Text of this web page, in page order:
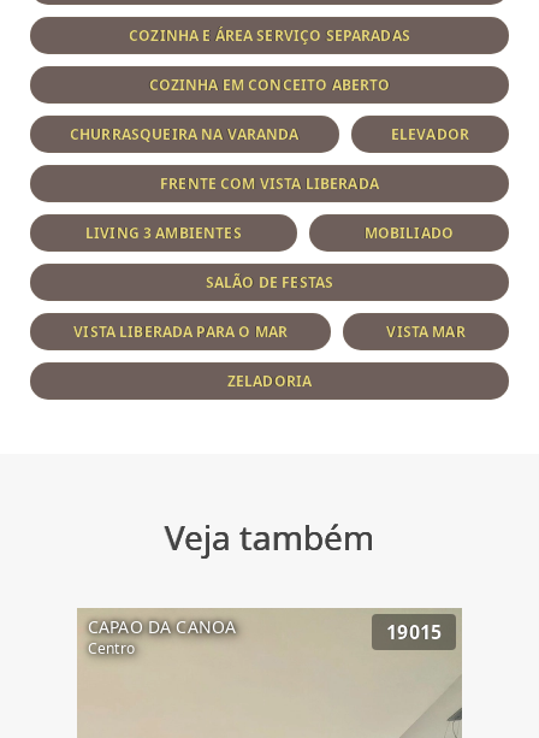
COZINHA E ÁREA SERVIÇO SEPARADAS
COZINHA EM CONCEITO ABERTO
CHURRASQUEIRA NA VARANDA ELEVADOR
FRENTE COM VISTA LIBERADA
LIVING 3 AMBIENTES MOBILIADO
SALÃO DE FESTAS
VISTA LIBERADA PARA O MAR VISTA MAR
ZELADORIA
Veja também
CAPAO DA CANOA
Centro
19015